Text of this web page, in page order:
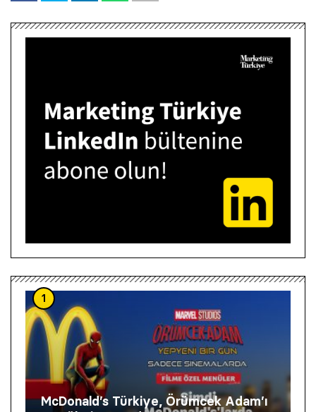
1
McDonald’s Türkiye, Örümcek Adam’ı